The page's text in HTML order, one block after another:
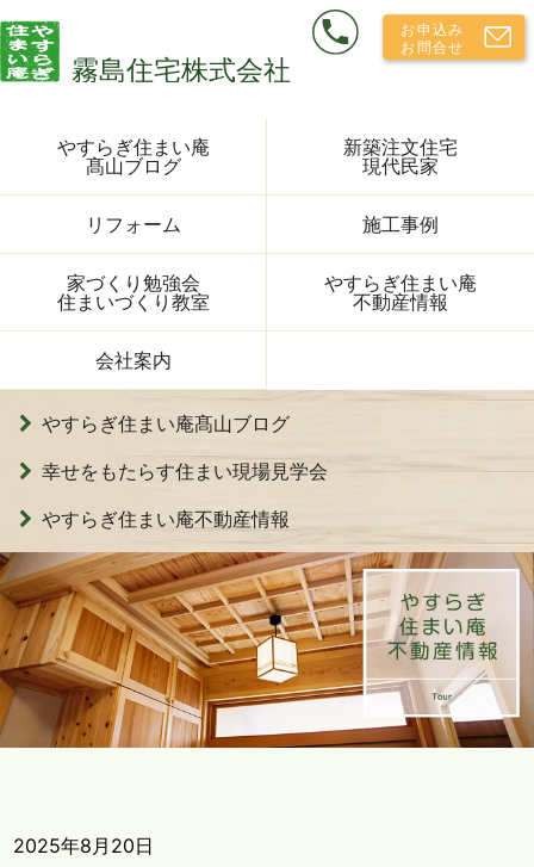
やすらぎ住まい庵
髙山ブログ
新築注文住宅
現代民家
リフォーム 施工事例
家づくり勉強会
住まいづくり教室
やすらぎ住まい庵
不動産情報
会社案内
やすらぎ住まい庵髙山ブログ
幸せをもたらす住まい現場見学会
やすらぎ住まい庵不動産情報
2025年8月20日